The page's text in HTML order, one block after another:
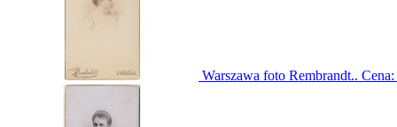
Warszawa foto Rembrandt.. Cena: